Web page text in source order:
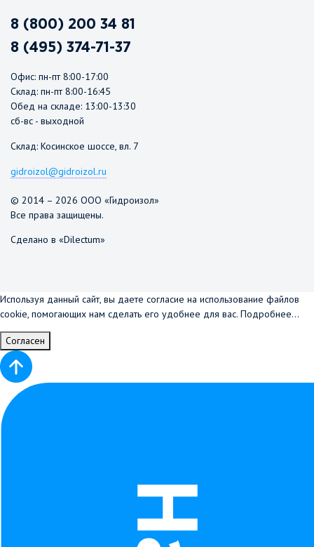
8 (800) 200 34 81
8 (495) 374-71-37
Офис: пн-пт 8:00-17:00
Склад: пн-пт 8:00-16:45
Обед на складе: 13:00-13:30
сб-вс - выходной
Склад: Косинское шоссе, вл. 7
gidroizol@gidroizol.ru
© 2014 – 2026 ООО «Гидроизол»
Все права защищены.
Сделано в «Dilectum»
Используя данный сайт, вы даете согласие на использование файлов
cookie, помогающих нам сделать его удобнее для вас. Подробнее...
Согласен